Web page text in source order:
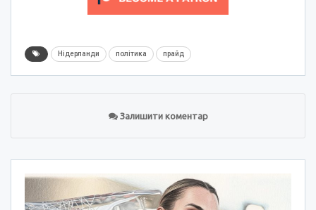
Нідерланди політика прайд
Залишити коментар